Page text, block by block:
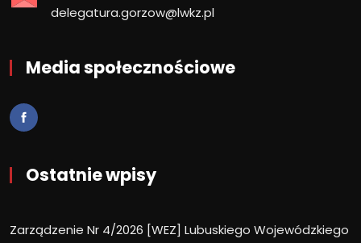
delegatura.gorzow@lwkz.pl
Media społecznościowe
Ostatnie wpisy
Zarządzenie Nr 4/2026 [WEZ] Lubuskiego Wojewódzkiego